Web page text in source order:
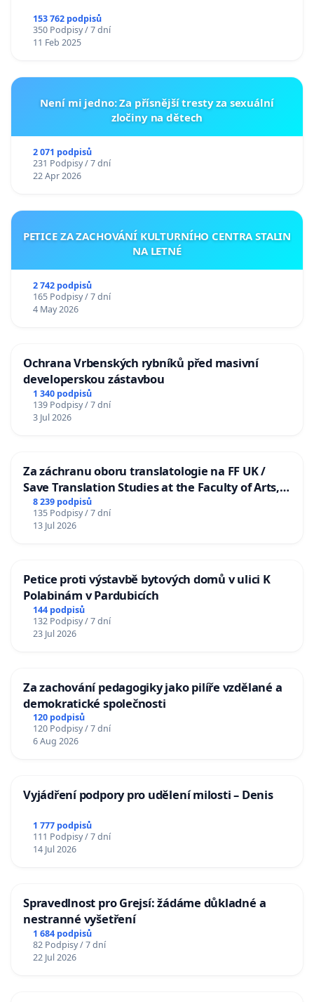
153 762 podpisů
350 Podpisy / 7 dní
11 Feb 2025
Není mi jedno: Za přísnější tresty za sexuální
zločiny na dětech
2 071 podpisů
231 Podpisy / 7 dní
22 Apr 2026
PETICE ZA ZACHOVÁNÍ KULTURNÍHO CENTRA STALIN
NA LETNÉ
2 742 podpisů
165 Podpisy / 7 dní
4 May 2026
Ochrana Vrbenských rybníků před masivní
developerskou zástavbou
1 340 podpisů
139 Podpisy / 7 dní
3 Jul 2026
Za záchranu oboru translatologie na FF UK /
Save Translation Studies at the Faculty of Arts,
Charles University
8 239 podpisů
135 Podpisy / 7 dní
13 Jul 2026
Petice proti výstavbě bytových domů v ulici K
Polabinám v Pardubicích
144 podpisů
132 Podpisy / 7 dní
23 Jul 2026
Za zachování pedagogiky jako pilíře vzdělané a
demokratické společnosti
120 podpisů
120 Podpisy / 7 dní
6 Aug 2026
Vyjádření podpory pro udělení milosti – Denis
1 777 podpisů
111 Podpisy / 7 dní
14 Jul 2026
Spravedlnost pro Grejsí: žádáme důkladné a
nestranné vyšetření
1 684 podpisů
82 Podpisy / 7 dní
22 Jul 2026